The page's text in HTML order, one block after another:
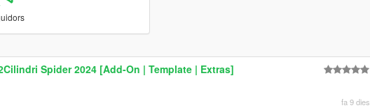
Spider 2024 [Add-On | Template | Extras]
fa 9 dies